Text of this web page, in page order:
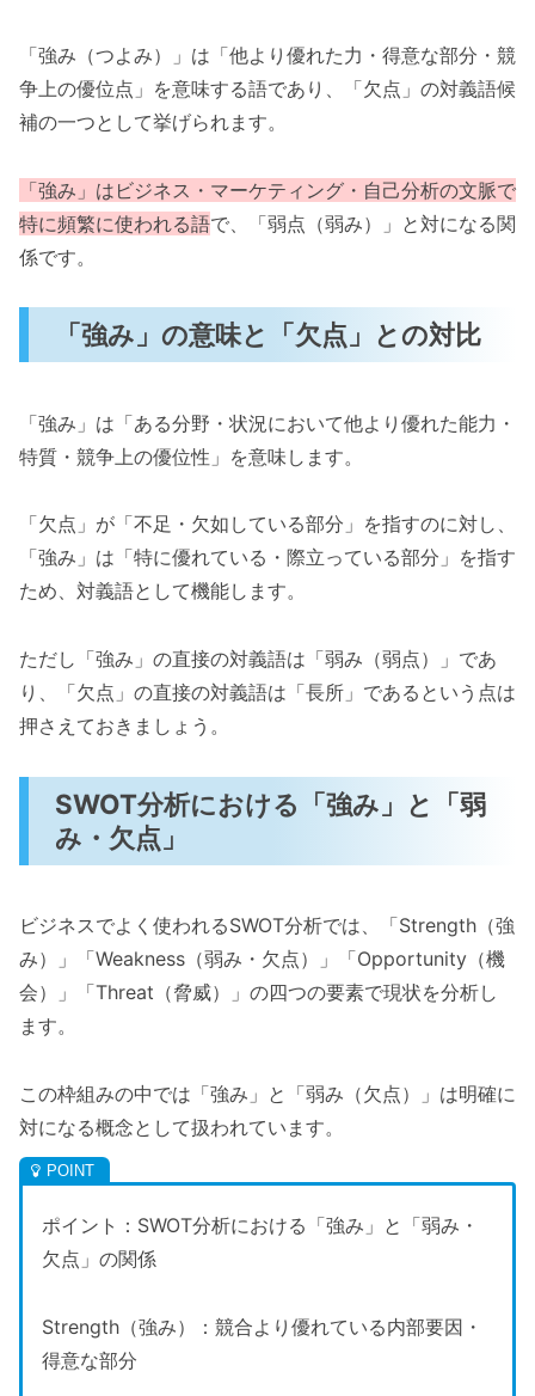
「強み（つよみ）」は「他より優れた力・得意な部分・競
争上の優位点」を意味する語であり、「欠点」の対義語候
補の一つとして挙げられます。
「強み」はビジネス・マーケティング・自己分析の文脈で
特に頻繁に使われる語で、「弱点（弱み）」と対になる関
係です。
「強み」の意味と「欠点」との対比
「強み」は「ある分野・状況において他より優れた能力・
特質・競争上の優位性」を意味します。
「欠点」が「不足・欠如している部分」を指すのに対し、
「強み」は「特に優れている・際立っている部分」を指す
ため、対義語として機能します。
ただし「強み」の直接の対義語は「弱み（弱点）」であ
り、「欠点」の直接の対義語は「長所」であるという点は
押さえておきましょう。
SWOT分析における「強み」と「弱
み・欠点」
ビジネスでよく使われるSWOT分析では、「Strength（強
み）」「Weakness（弱み・欠点）」「Opportunity（機
会）」「Threat（脅威）」の四つの要素で現状を分析し
ます。
この枠組みの中では「強み」と「弱み（欠点）」は明確に
対になる概念として扱われています。
ポイント：SWOT分析における「強み」と「弱み・
欠点」の関係
Strength（強み）：競合より優れている内部要因・
得意な部分